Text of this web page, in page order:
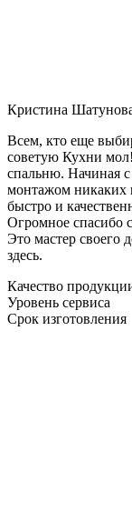
Кристина
Всем, кто еще
советую Кухни
спальню. Начиная с
монтажом никаких
быстро и
Огромное спасибо
Это мастер своего
здесь.
Качество
Уровень сервиса
Срок изготовления